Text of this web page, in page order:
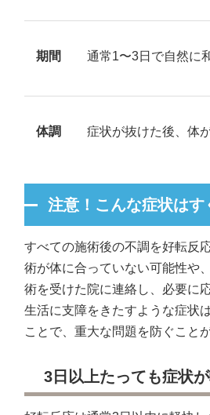
期間 通常1〜3日で自然に
体調 症状が抜けた後、体
注意！こんな症状は
すべての施術後の不調を好転反
術が体に合っていない可能性や
術を受けた院に連絡し、必要に
生活に支障をきたすような症状
ことで、重大な問題を防ぐこと
3日以上たっても症状